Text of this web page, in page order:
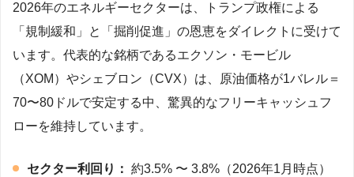
2026年のエネルギーセクターは、トランプ政権による
「規制緩和」と「掘削促進」の恩恵をダイレクトに受けて
います。代表的な銘柄であるエクソン・モービル
（XOM）やシェブロン（CVX）は、原油価格が1バレル＝
70〜80ドルで安定する中、驚異的なフリーキャッシュフ
ローを維持しています。
セクター利回り： 約3.5% 〜 3.8%（2026年1月時点）